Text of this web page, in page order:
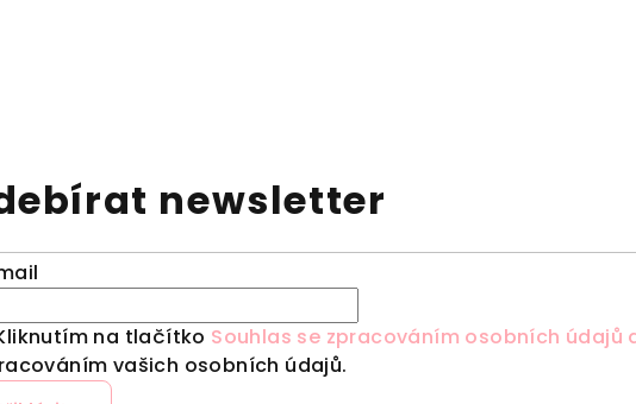
newsletter
na tlačítko Souhlas se zpracováním osobních
vašich osobních údajů.